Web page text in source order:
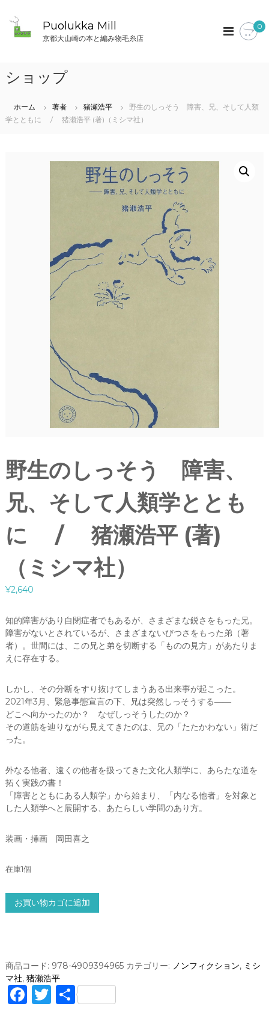
プ
Puolukka Mill
京都大山崎の本と編み物毛糸店
0
ショップ
ホーム 著者 猪瀬浩平
野生のしっそう 障害、兄、そして人類
学とともに / 猪瀬浩平 (著)（ミシマ社）
野生のしっそう 障害、
兄、そして人類学ととも
に / 猪瀬浩平 (著)
（ミシマ社）
¥2,640
知的障害があり自閉症者でもあるが、さまざまな鋭さをもった兄。
障害がないとされているが、さまざまないびつさをもった弟（著
者）。世間には、この兄と弟を切断する「ものの見方」があたりま
えに存在する。
しかし、その分断をすり抜けてしまうある出来事が起こった。
2021年3月、緊急事態宣言の下、兄は突然しっそうする――
どこへ向かったのか？ なぜしっそうしたのか？
その道筋を辿りながら見えてきたのは、兄の「たたかわない」術だ
った。
外なる他者、遠くの他者を扱ってきた文化人類学に、あらたな道を
拓く実践の書！
「障害とともにある人類学」から始まり、「内なる他者」を対象と
した人類学へと展開する、あたらしい学問のあり方。
装画・挿画 岡田喜之
在庫1個
生
そ
う
障
お買い物カゴに追加
商品コード: 978-4909394965 カテゴリー: ノンフィクション, ミシ
マ社, 猪瀬浩平
F T 共